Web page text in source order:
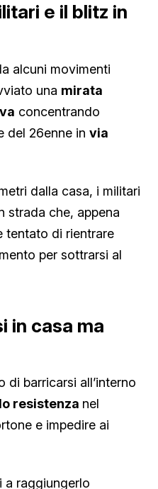
e il blitz in
alcuni movimenti
una mirata
concentrando
del 26enne in via
dalla casa, i militari
strada che, appena
tentato di rientrare
per sottrarsi al
in casa ma
di barricarsi all’interno
resistenza nel
e impedire ai
a raggiungerlo